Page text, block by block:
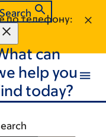
по телефону:
Search
can
help you
today?